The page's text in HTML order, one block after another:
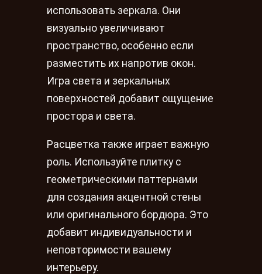
использовать зеркала. Они
визуально увеличивают
пространство, особенно если
разместить их напротив окон.
Игра света и зеркальных
поверхностей добавит ощущение
простора и света.
Расцветка также играет важную
роль. Используйте плитку с
геометрическими паттернами
для создания акцентной стены
или оригинального бордюра. Это
добавит индивидуальности и
неповторимости вашему
интерьеру.